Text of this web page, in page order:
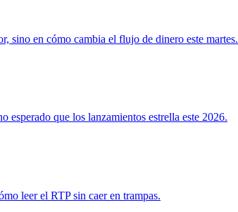
sino en cómo cambia el flujo de dinero este martes.
que los lanzamientos estrella este 2026.
leer el RTP sin caer en trampas.